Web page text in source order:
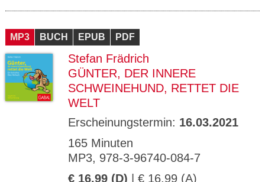
MP3 BUCH EPUB PDF
Stefan Frädrich
GÜNTER, DER INNERE
SCHWEINEHUND, RETTET DIE
WELT
Erscheinungstermin: 16.03.2021
165 Minuten
MP3, 978-3-96740-084-7
€ 16,99 (D) | € 16,99 (A)